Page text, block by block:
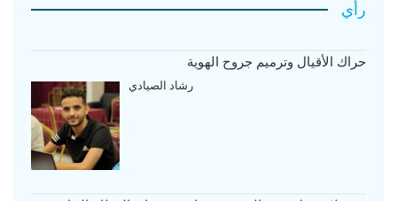
رأي
حراك الأقيال وترميم جروح الهوية
رشاد الصيادي